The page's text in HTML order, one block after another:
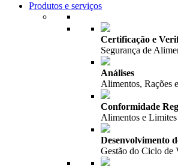
Produtos e serviços
Certificação e
Segurança de
Análises
Alimentos, Rações
Conformidade
Alimentos e
Desenvolvimento
Gestão do Ciclo de